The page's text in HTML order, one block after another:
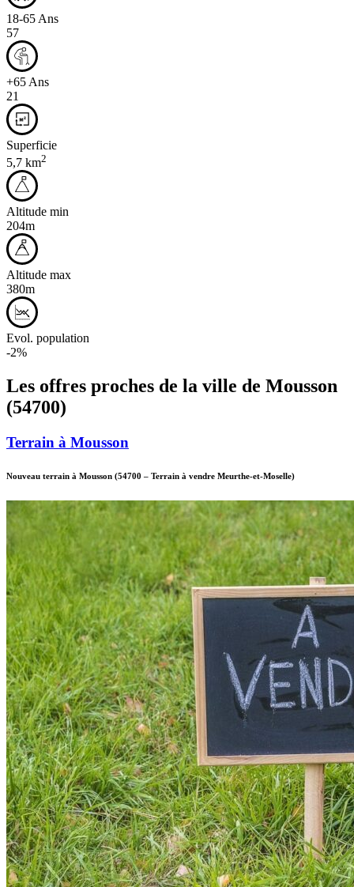
18-65 Ans
57
+65 Ans
21
Superficie
5,7 km2
Altitude min
204m
Altitude max
380m
Evol. population
-2%
Les offres proches de la ville de Mousson
(54700)
Terrain à Mousson
Nouveau terrain à Mousson (54700 – Terrain à vendre Meurthe-et-Moselle)